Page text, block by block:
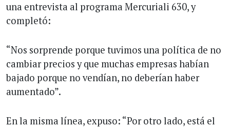
una entrevista al programa Mercuriali 630, y
completó:
“Nos sorprende porque tuvimos una política de no
cambiar precios y que muchas empresas habían
bajado porque no vendían, no deberían haber
aumentado”.
En la misma línea, expuso: “Por otro lado, está el